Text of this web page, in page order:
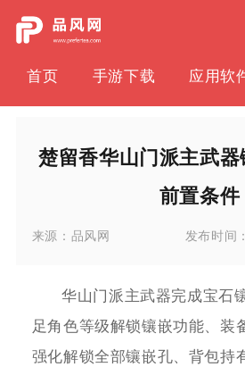
首页 手游下载 应用软
楚留香华山门派主武
前置条件
来源： 品风网 发布时间：
华山门派主武器完成宝石
足角色等级解锁镶嵌功能、装
强化解锁全部镶嵌孔、背包持